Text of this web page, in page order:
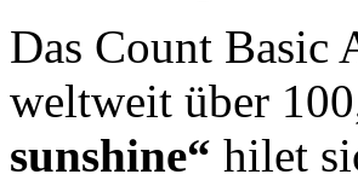
Das Count Basic
weltweit über
sunshine“ hilet